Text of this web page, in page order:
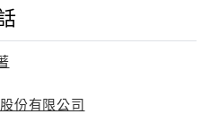
份有限公司